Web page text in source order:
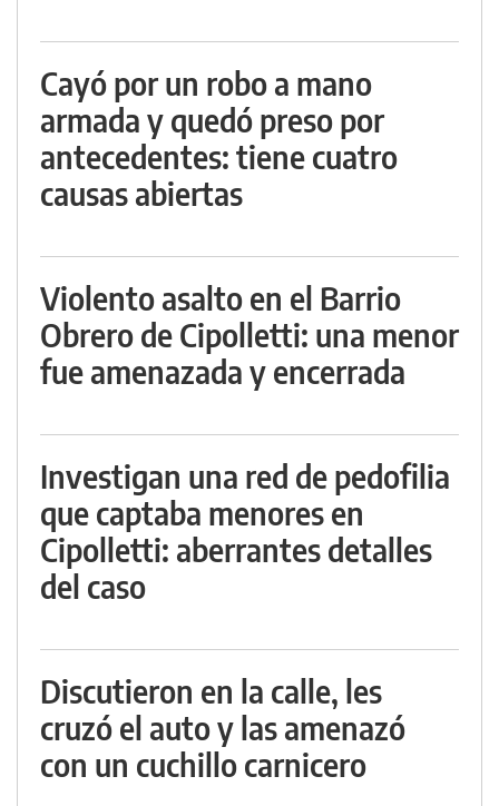
Cayó por un robo a mano
armada y quedó preso por
antecedentes: tiene cuatro
causas abiertas
Violento asalto en el Barrio
Obrero de Cipolletti: una menor
fue amenazada y encerrada
Investigan una red de pedofilia
que captaba menores en
Cipolletti: aberrantes detalles
del caso
Discutieron en la calle, les
cruzó el auto y las amenazó
con un cuchillo carnicero